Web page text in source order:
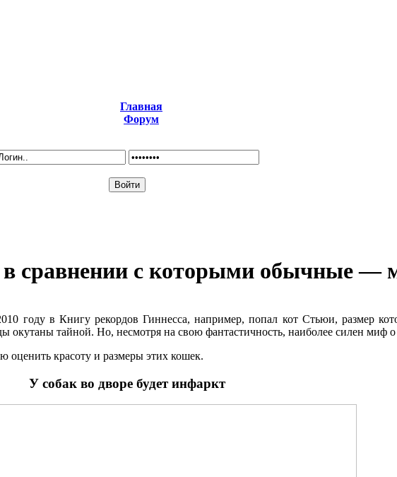
Главная
Форум
в сравнении с которыми обычные —
в Книгу рекордов Гиннесса, например, попал кот Стьюи, размер
окутаны тайной. Но, несмотря на свою фантастичность, наиболее силен миф
оценить красоту и размеры этих кошек.
У собак во дворе будет инфаркт